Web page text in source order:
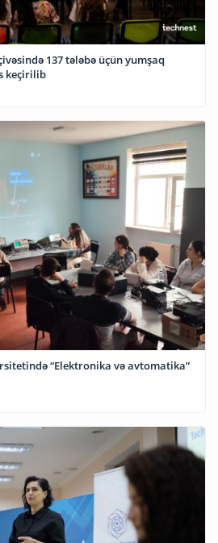
137 tələbə üçün yumşaq
keçirilib
“Elektronika və avtomatika”